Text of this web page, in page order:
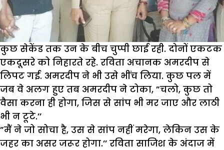
कुछ सेकेंड तक उन के बीच चुप्पी छाई रही. दोनों एकटक
एकदूसरे को निहारते रहे. रविता अचानक अमरदीप से
लिपट गई. अमरदीप ने भी उसे भींच लिया. कुछ पल में
जब वे अलग हुए तब अमरदीप ने टोका, ”चलो, कुछ तो
वैसा करना ही होगा, जिस से सांप भी मर जाए और लाठी
भी न टूटे.’’
”मैं ने जो सोचा है, उस से सांप नहीं मरेगा, लेकिन उस के
जहर का असर जरूर होगा.’’ रविता साजिश के अंदाज में